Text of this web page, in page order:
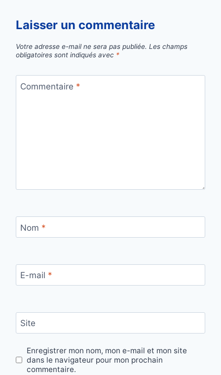
Laisser un commentaire
Votre adresse e-mail ne sera pas publiée. Les champs
obligatoires sont indiqués avec *
Commentaire *
Nom *
E-mail *
Site
Enregistrer mon nom, mon e-mail et mon site
dans le navigateur pour mon prochain
commentaire.